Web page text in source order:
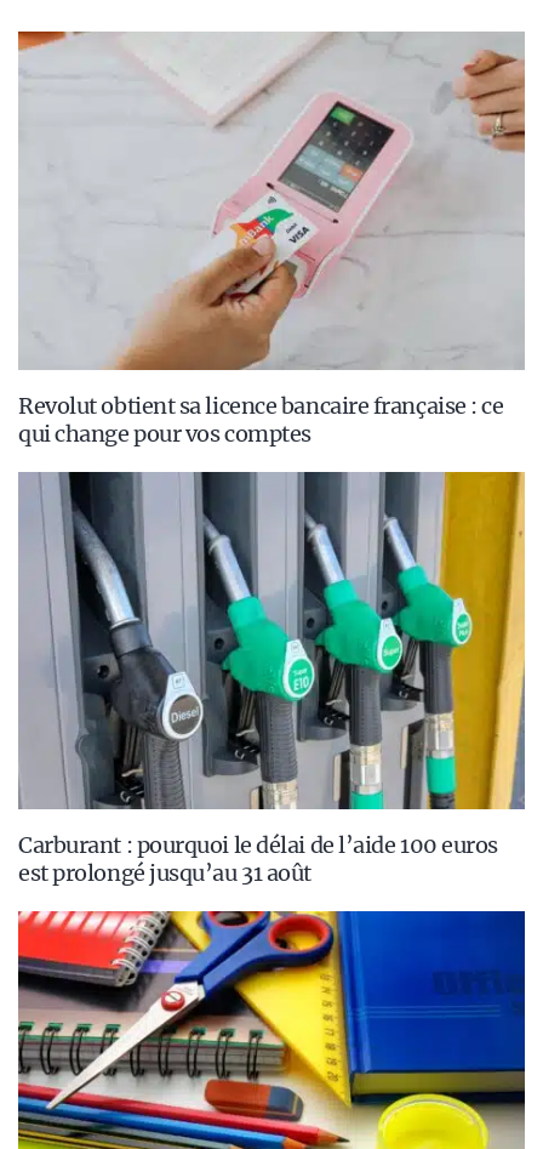
Revolut obtient sa licence bancaire française : ce
qui change pour vos comptes
Carburant : pourquoi le délai de l’aide 100 euros
est prolongé jusqu’au 31 août